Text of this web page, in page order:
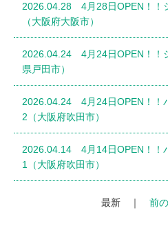
2026.04.28 4月28日OPEN！！
（大阪府大阪市）
2026.04.24 4月24日OPEN！！
県戸田市）
2026.04.24 4月24日OPEN！！
2（大阪府吹田市）
2026.04.14 4月14日OPEN！！
1（大阪府吹田市）
最新 ｜ 前